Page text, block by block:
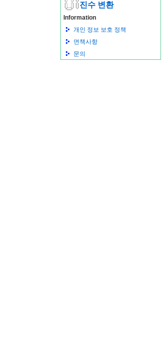
진수 변환
Information
개인 정보 보호 정책
면책사항
문의